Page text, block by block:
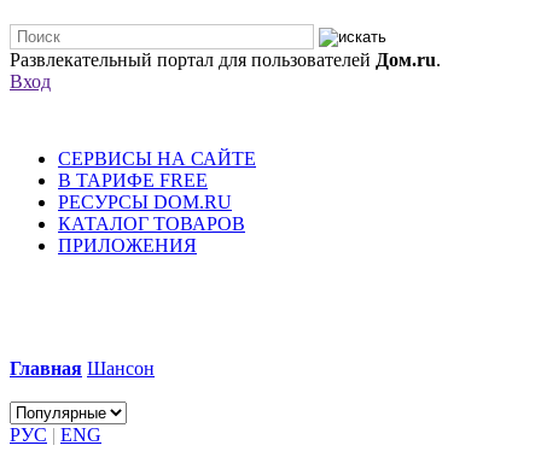
Развлекательный портал для пользователей Дом.ru.
Вход
СЕРВИСЫ НА САЙТЕ
В ТАРИФЕ FREE
РЕСУРСЫ DOM.RU
КАТАЛОГ ТОВАРОВ
ПРИЛОЖЕНИЯ
Главная Шансон
РУС | ENG